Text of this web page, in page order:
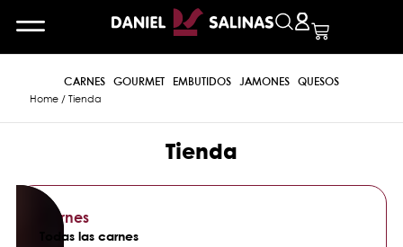
CARNES GOURMET EMBUTIDOS JAMONES QUESOS
Home/ Tienda
Tienda
Carnes
Todas las carnes